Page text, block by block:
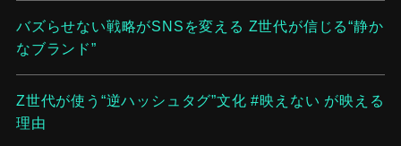
バズらせない戦略がSNSを変える Z世代が信じる“静か
なブランド”
Z世代が使う“逆ハッシュタグ”文化 #映えない が映える
理由